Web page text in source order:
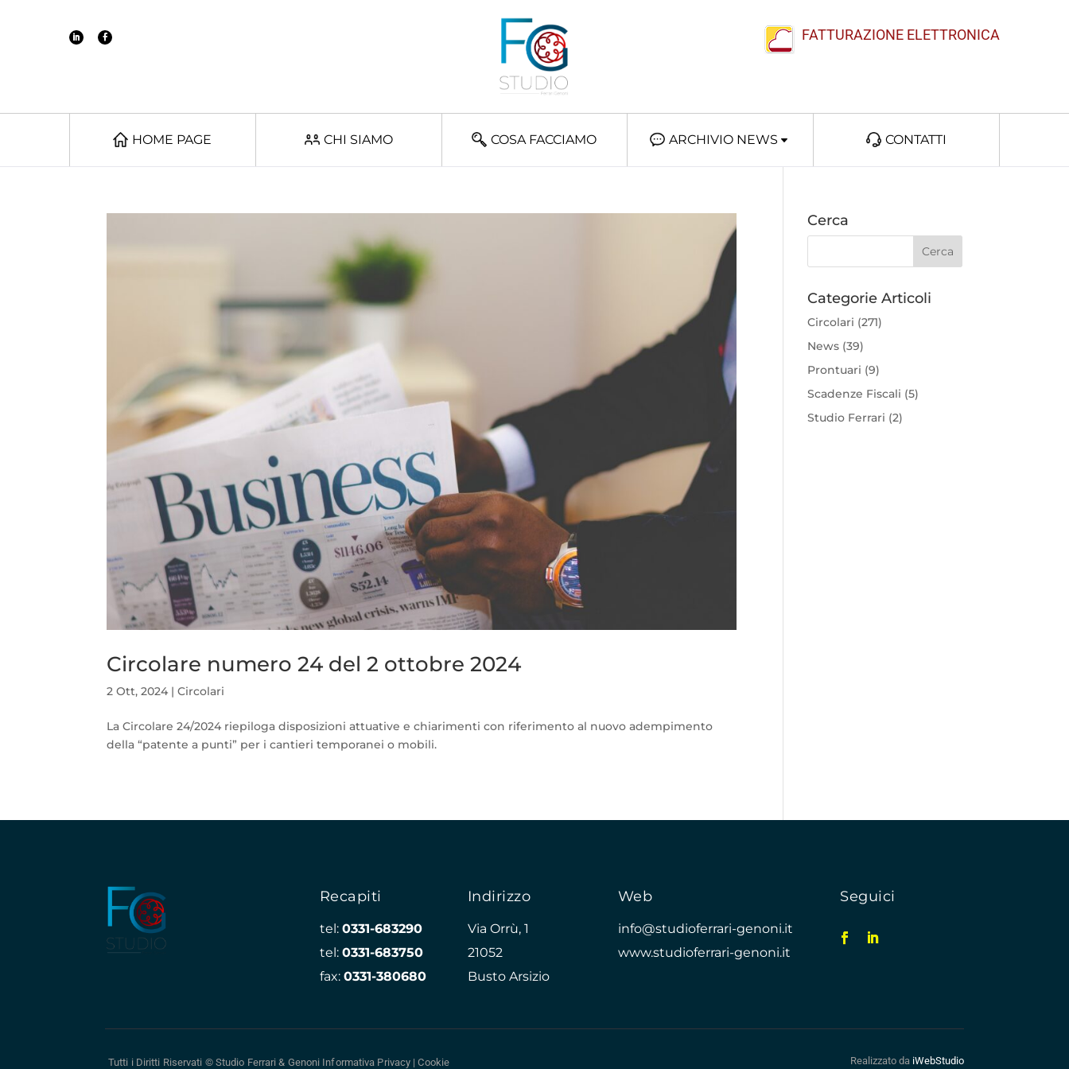
FATTURAZIONE ELETTRONICA
HOME PAGE CHI SIAMO COSA FACCIAMO ARCHIVIO NEWS CONTATTI
Circolare numero 24 del 2 ottobre 2024
2 Ott, 2024 |Circolari
La Circolare 24/2024 riepiloga disposizioni attuative e chiarimenti con riferimento al nuovo adempimento
della “patente a punti” per i cantieri temporanei o mobili.
Cerca
Categorie Articoli
Circolari (271)
News (39)
Prontuari (9)
Scadenze Fiscali (5)
Studio Ferrari (2)
Recapiti
tel: 0331-683290
tel: 0331-683750
fax: 0331-380680
Indirizzo
Via Orrù, 1
21052
Busto Arsizio
Web
info@studioferrari-genoni.it
www.studioferrari-genoni.it
Seguici
Tutti i Diritti Riservati © Studio Ferrari & Genoni Informativa Privacy |Cookie Realizzato da iWebStudio